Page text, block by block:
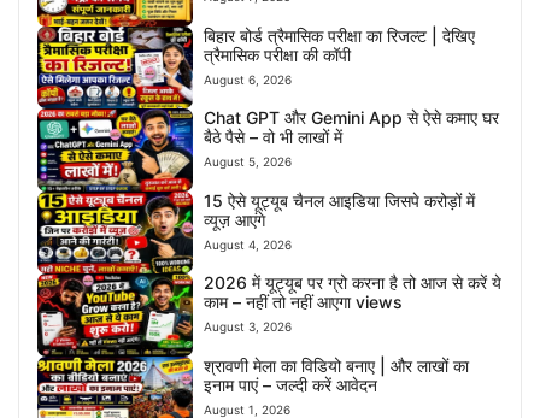
बिहार बोर्ड त्रैमासिक परीक्षा का रिजल्ट | देखिए
त्रैमासिक परीक्षा की कॉपी
August 6, 2026
Chat GPT और Gemini App से ऐसे कमाए घर
बैठे पैसे – वो भी लाखों में
August 5, 2026
15 ऐसे यूट्यूब चैनल आइडिया जिसपे करोड़ों में
व्यूज़ आएंगे
August 4, 2026
2026 में यूट्यूब पर ग्रो करना है तो आज से करें ये
काम – नहीं तो नहीं आएगा views
August 3, 2026
श्रावणी मेला का विडियो बनाए | और लाखों का
इनाम पाएं – जल्दी करें आवेदन
August 1, 2026